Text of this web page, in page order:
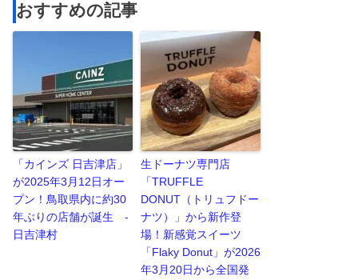
おすすめの記事
「カインズ 日吉津店」
が2025年3月12日オー
プン！鳥取県内に約30
年ぶりの店舗が誕生 -
日吉津村
生ドーナツ専門店
「TRUFFLE
DONUT（トリュフドー
ナツ）」から新作登
場！新感覚スイーツ
「Flaky Donut」が2026
年3月20日から全国発